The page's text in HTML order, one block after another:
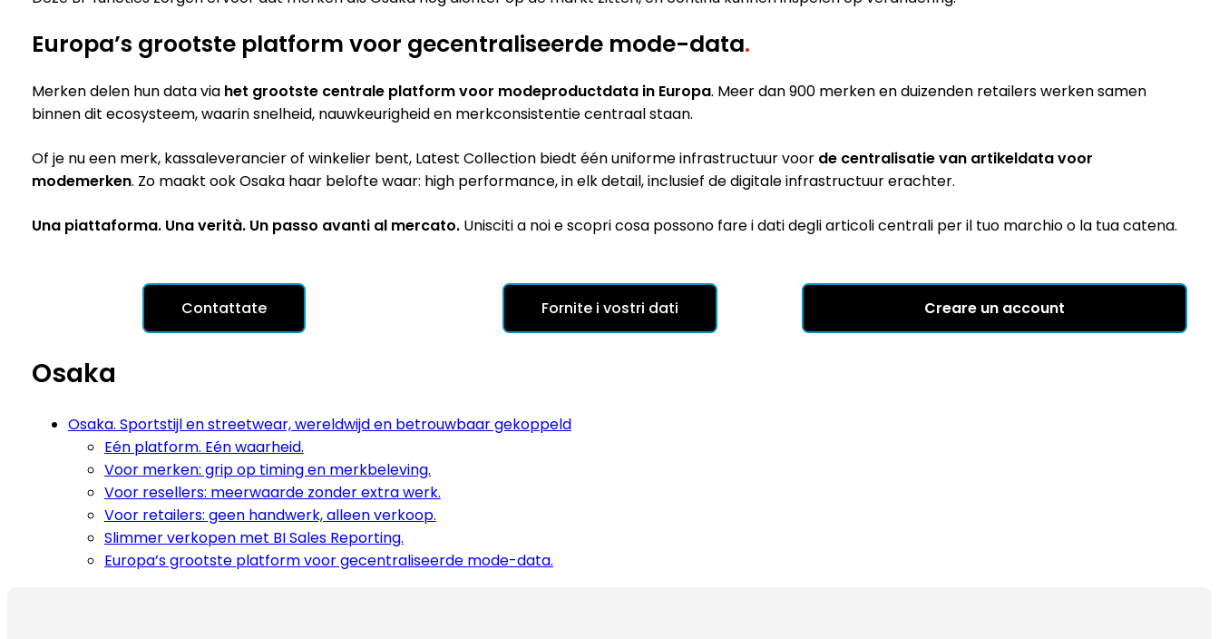
Europa’s grootste platform voor gecentraliseerde mode-data.
Merken delen hun data via het grootste centrale platform voor modeproductdata in Europa. Meer dan 900 merken en duizenden retailers werken samen
binnen dit ecosysteem, waarin snelheid, nauwkeurigheid en merkconsistentie centraal staan.
Of je nu een merk, kassaleverancier of winkelier bent, Latest Collection biedt één uniforme infrastructuur voor de centralisatie van artikeldata voor
modemerken. Zo maakt ook Osaka haar belofte waar: high performance, in elk detail, inclusief de digitale infrastructuur erachter.
Una piattaforma. Una verità. Un passo avanti al mercato.Unisciti a noi e scopri cosa possono fare i dati degli articoli centrali per il tuo marchio o la tua catena.
Contattate Fornite i vostri dati Creare un account
Osaka
Osaka. Sportstijl en streetwear, wereldwijd en betrouwbaar gekoppeld
Eén platform. Eén waarheid.
Voor merken: grip op timing en merkbeleving.
Voor resellers: meerwaarde zonder extra werk.
Voor retailers: geen handwerk, alleen verkoop.
Slimmer verkopen met BI Sales Reporting.
Europa’s grootste platform voor gecentraliseerde mode-data.